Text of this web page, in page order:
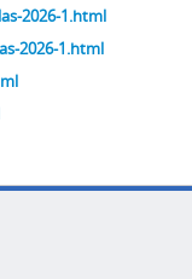
2026-1.html
2026-1.html